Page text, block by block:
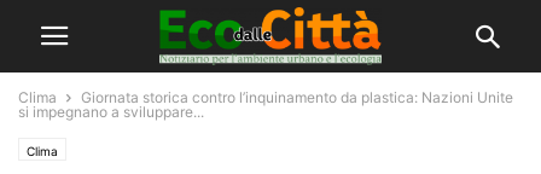
Clima
Giornata storica contro l’inquinamento da plastica: Nazioni Unite
si impegnano a sviluppare...
Clima